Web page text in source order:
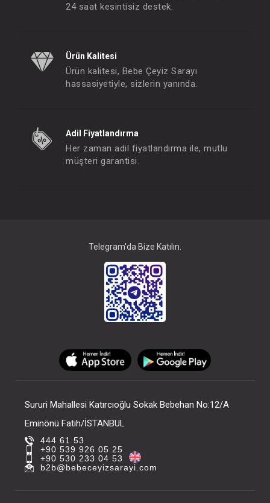
24 saat kesintisiz destek.
Ürün Kalitesi
Ürün kalitesi, Bebe Çeyiz Sarayı
hassasiyetiyle, sizlerin yanında.
Adil Fiyatlandırma
Her zaman adil fiyatlandırma ile, mutlu
müşteri garantisi.
Telegram'da Bize Katılın.
Sururi Mahallesi Katırcıoğlu Sokak Bebehan No:12/A
Eminönü Fatih/İSTANBUL
444 61 53
+90 539 926 05 25
+90 530 233 04 53
b2b@bebeceyizsarayi.com